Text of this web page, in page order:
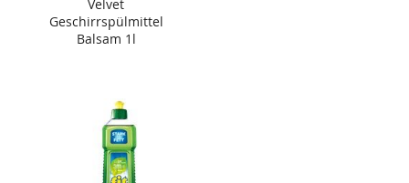
Velvet
Geschirrspülmittel
Balsam 1l